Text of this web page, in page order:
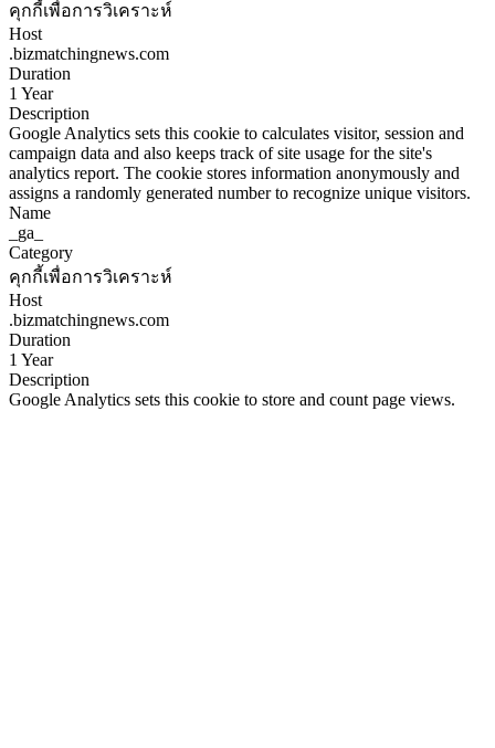
คุกกี้เพื่อการวิเคราะห์
Host
.bizmatchingnews.com
Duration
1 Year
Description
Google Analytics sets this cookie to calculates visitor, session and
campaign data and also keeps track of site usage for the site's
analytics report. The cookie stores information anonymously and
assigns a randomly generated number to recognize unique visitors.
Name
_ga_
Category
คุกกี้เพื่อการวิเคราะห์
Host
.bizmatchingnews.com
Duration
1 Year
Description
Google Analytics sets this cookie to store and count page views.